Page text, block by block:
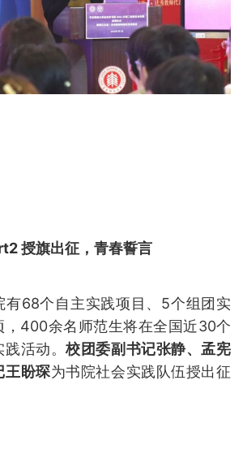
授旗出征，青春誓言
有68个自主实践项目、5个组团实
，400余名师范生将在全国近30个
践活动。校团委副书记张静、孟宪
王盼琛为书院社会实践队伍授出征